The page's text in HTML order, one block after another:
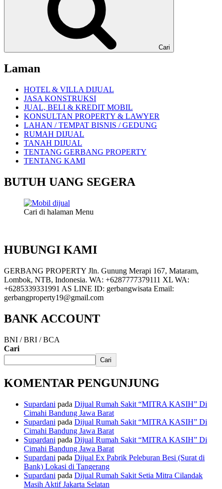
Cari
Laman
HOTEL & VILLA DIJUAL
JASA KONSTRUKSI
JUAL, BELI & KREDIT MOBIL
KONSULTAN PROPERTY & LAWYER
LAHAN / TEMPAT BISNIS / GEDUNG
RUMAH DIJUAL
TANAH DIJUAL
TENTANG GERBANG PROPERTY
TENTANG KAMI
BUTUH UANG SEGERA
Cari di halaman Menu
HUBUNGI KAMI
GERBANG PROPERTY Jln. Gunung Merapi 167, Mataram,
Lombok, NTB, Indonesia. WA: +6287777379111 XL WA:
+6285339331991 AS LINE ID: gerbangwisata Email:
gerbangproperty19@gmail.com
BANK ACCOUNT
BNI / BRI / BCA
Cari
Cari
KOMENTAR PENGUNJUNG
Supardani pada Dijual Rumah Sakit “MITRA KASIH” Di
Cimahi Bandung Jawa Barat
Supardani pada Dijual Rumah Sakit “MITRA KASIH” Di
Cimahi Bandung Jawa Barat
Supardani pada Dijual Rumah Sakit “MITRA KASIH” Di
Cimahi Bandung Jawa Barat
Supardani pada Dijual Ex Pabrik Peleburan Besi (Surat di
Bank) Lokasi di Tangerang
Supardani pada Dijual Rumah Sakit Setia Mitra Cilandak
Masih Aktif Jakarta Selatan